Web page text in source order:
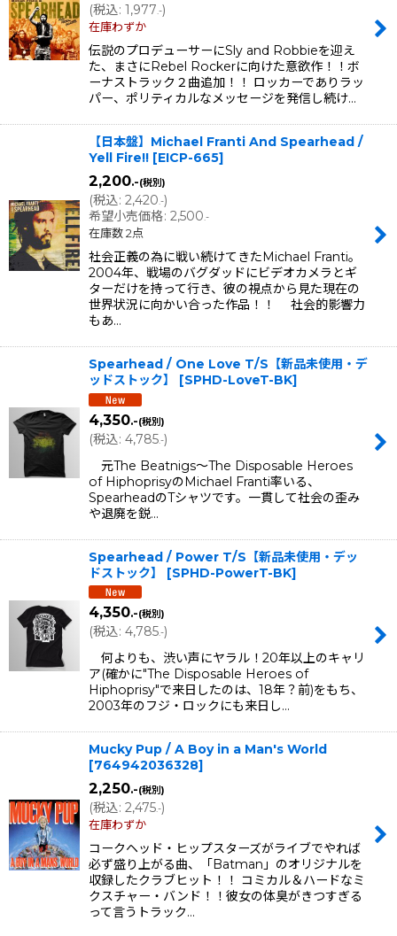
(税込: 1,977.-)
在庫わずか
伝説のプロデューサーにSly and Robbieを迎え
た、まさにRebel Rockerに向けた意欲作！！ボ
ーナストラック２曲追加！！ ロッカーでありラッ
パー、ポリティカルなメッセージを発信し続け…
【日本盤】Michael Franti And Spearhead /
Yell Fire!! [EICP-665]
2,200.-(税別)
(税込: 2,420.-)
希望小売価格: 2,500.-
在庫数 2点
社会正義の為に戦い続けてきたMichael Franti。
2004年、戦場のバグダッドにビデオカメラとギ
ターだけを持って行き、彼の視点から見た現在の
世界状況に向かい合った作品！！ 社会的影響力
もあ…
Spearhead / One Love T/S【新品未使用・デ
ッドストック】
[SPHD-LoveT-BK]
4,350.-(税別)
(税込: 4,785.-)
元The Beatnigs〜The Disposable Heroes
of HiphoprisyのMichael Franti率いる、
SpearheadのTシャツです。一貫して社会の歪み
や退廃を鋭…
Spearhead / Power T/S【新品未使用・デッ
ドストック】
[SPHD-PowerT-BK]
4,350.-(税別)
(税込: 4,785.-)
何よりも、渋い声にヤラル！20年以上のキャリ
ア(確かに"The Disposable Heroes of
Hiphoprisy"で来日したのは、18年？前)をもち、
2003年のフジ・ロックにも来日し…
Mucky Pup / A Boy in a Man's World
[764942036328]
2,250.-(税別)
(税込: 2,475.-)
在庫わずか
コークヘッド・ヒップスターズがライブでやれば
必ず盛り上がる曲、「Batman」のオリジナルを
収録したクラブヒット！！ コミカル＆ハードなミ
クスチャー・バンド！！彼女の体臭がきつすぎる
って言うトラック…